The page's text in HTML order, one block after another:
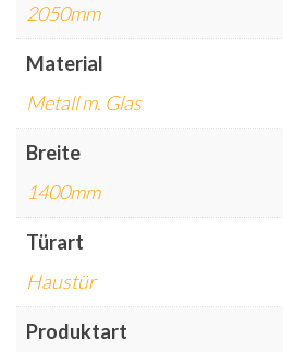
2050mm
Material
Metall m. Glas
Breite
1400mm
Türart
Haustür
Produktart